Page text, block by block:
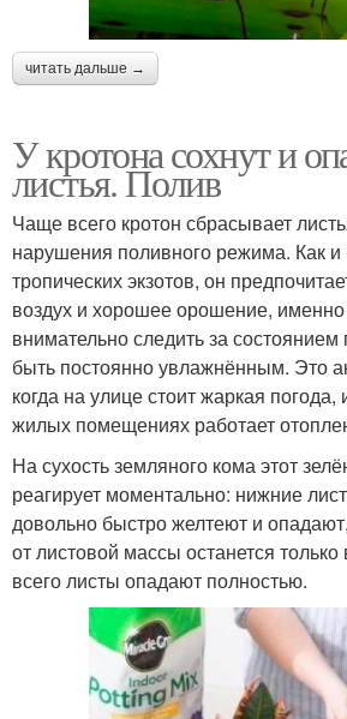
читать дальше →
У кротона сохнут и
листья. Полив
Чаще всего кротон сбрасывает
нарушения поливного режима. Как и
тропических экзотов, он
воздух и хорошее орошение,
внимательно следить за
быть постоянно увлажнённым. Это
когда на улице стоит жаркая погода,
жилых помещениях работает
На сухость земляного кома этот
реагирует моментально: нижние
довольно быстро желтеют и
от листовой массы останется
всего листы опадают полностью.